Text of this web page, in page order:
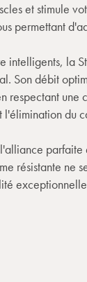
et stimule
permettant
intelligents, la
Son débit
respectant une
l'élimination du
résistante ne